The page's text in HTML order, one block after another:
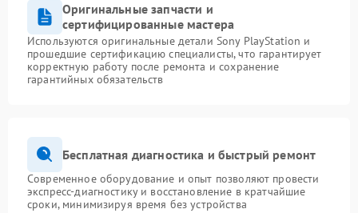
Оригинальные запчасти и
сертифицированные мастера
Используются оригинальные детали Sony PlayStation и
прошедшие сертификацию специалисты, что гарантирует
корректную работу после ремонта и сохранение
гарантийных обязательств
Бесплатная диагностика и быстрый ремонт
Современное оборудование и опыт позволяют провести
экспресс-диагностику и восстановление в кратчайшие
сроки, минимизируя время без устройства